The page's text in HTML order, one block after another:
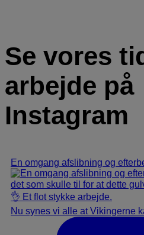
Se vores
arbejde på
Instagram
En omgang afslibning og
Nu synes vi alle at Vikingerne